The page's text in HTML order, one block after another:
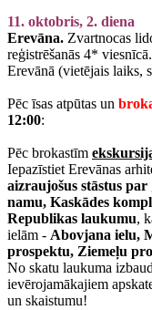
11. oktobris, 2. diena
Erevāna. Zvartnocas
reģistrēšanās 4* viesnīcā.
Erevānā (vietējais laiks,
Pēc īsas atpūtas un
12:00:
Pēc brokastīm
Iepazīstiet Erevānas
aizraujošus stāstus par
namu, Kaskādes
Republikas laukumu,
ielām - Abovjana ielu,
prospektu, Ziemeļu
No skatu laukuma
ievērojamākajiem
un skaistumu!